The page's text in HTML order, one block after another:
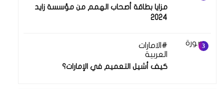
مزايا بطاقة أصحاب الهمم من مؤسسة زايد
2024
الامارات
العربية
كيف أشيل التعميم في الإمارات؟